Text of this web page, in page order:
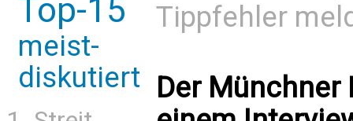
Top-15
meist-
diskutiert
Tippfehler
Der